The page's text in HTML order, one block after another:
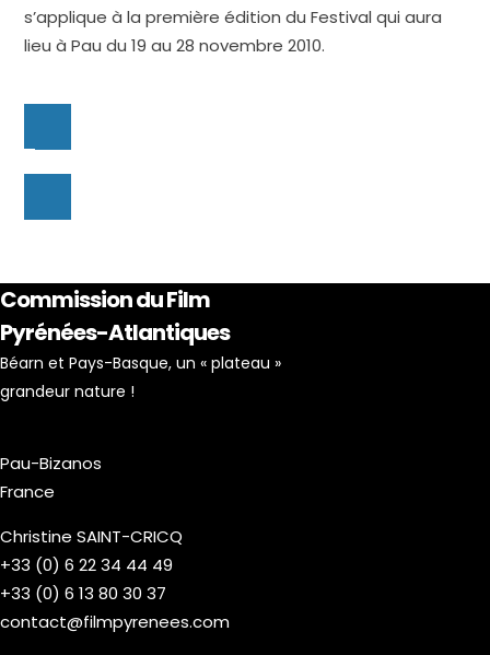
s’applique à la première édition du Festival qui aura
lieu à Pau du 19 au 28 novembre 2010.
Commission du Film
Pyrénées-Atlantiques
Béarn et Pays-Basque, un « plateau »
grandeur nature !
Pau-Bizanos
France
Christine SAINT-CRICQ
+33 (0) 6 22 34 44 49
+33 (0) 6 13 80 30 37
contact@filmpyrenees.com